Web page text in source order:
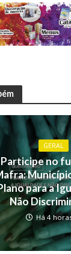
GERAL
Participe no
para a
Não
Há 4